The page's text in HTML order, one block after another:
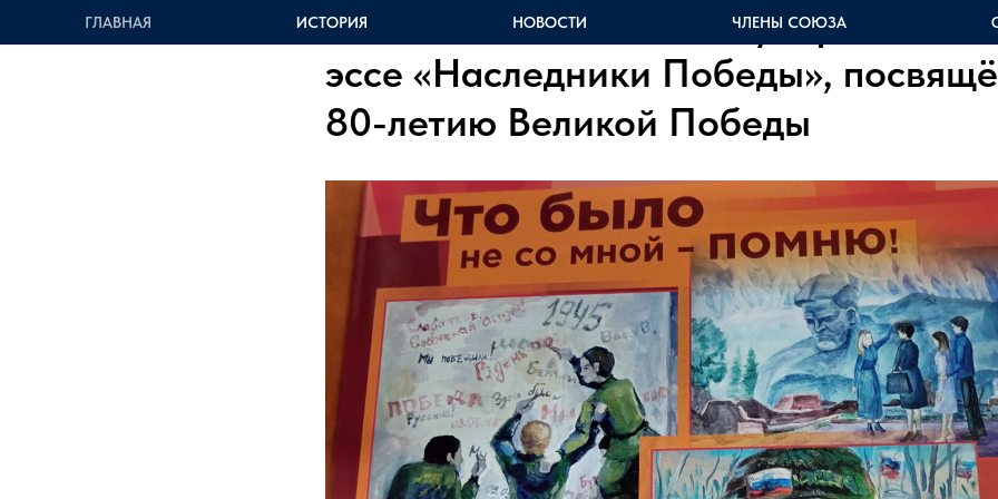
ГЛАВНАЯ ИСТОРИЯ НОВОСТИ ЧЛЕНЫ СОЮЗА
Подведены итоги Международного
эссе «Наследники Победы»,
80-летию Великой Победы